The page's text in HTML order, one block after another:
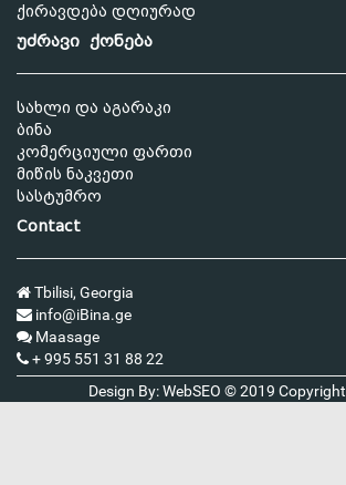
ქირავდება დღიურად
უძრავი ქონება
სახლი და აგარაკი
ბინა
კომერციული ფართი
მიწის ნაკვეთი
სასტუმრო
Contact
Tbilisi, Georgia
info@iBina.ge
Maasage
+ 995 551 31 88 22
Design By: WebSEO © 2019 Copyright